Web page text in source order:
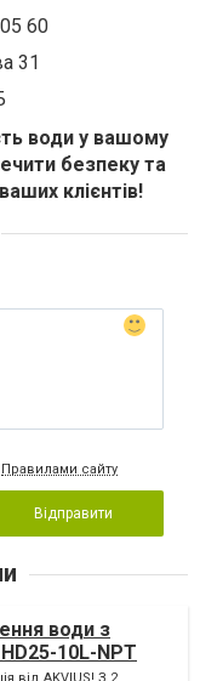
60
31
води у вашому
безпеку та
клієнтів!
Правилами сайту
Відправити
води з
10L-NPT